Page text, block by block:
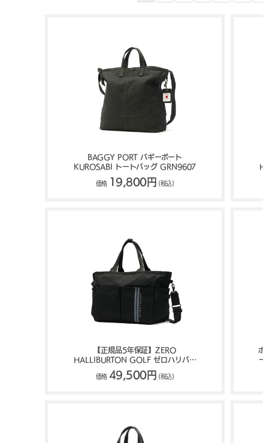
BAGGY PORT バギーポート
KUROSABI トートバッグ GRN9607
価格 19,800円 (税込)
【正規品5年保証】ZERO
HALLIBURTON GOLF ゼロハリバー
トンゴルフ JC Series Large Locker
Tote ZHG-B26 Jacquard Camo
価格 49,500円 (税込)